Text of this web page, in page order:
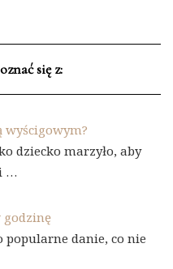
się z:
wyścigowym?
dziecko marzyło, aby
…
godzinę
popularne danie, co nie